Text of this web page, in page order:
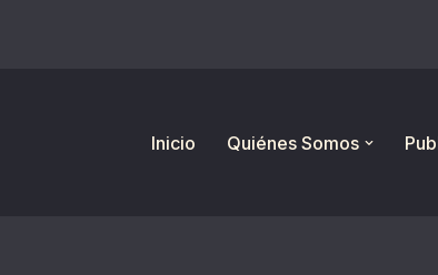
Inicio
Quiénes Somos